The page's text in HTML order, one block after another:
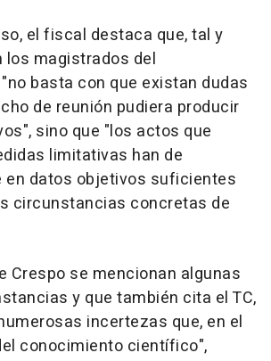
el fiscal destaca que, tal y
los magistrados del
basta con que existan dudas
de reunión pudiera producir
sino que "los actos que
limitativas han de
datos objetivos suficientes
circunstancias concretas de
Crespo se mencionan algunas
y que también cita el TC,
incertezas que, en el
conocimiento científico",